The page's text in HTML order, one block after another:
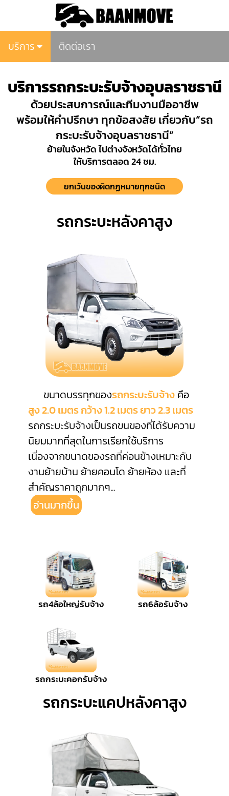
บริการ ติดต่อเรา
บริการรถกระบะรับจ้างอุบลราชธานี
ด้วยประสบการณ์และทีมงานมืออาชีพ
พร้อมให้คำปรึกษา ทุกข้อสงสัย เกี่ยวกับ“รถ
กระบะรับจ้างอุบลราชธานี”
ย้ายในจังหวัด ไปต่างจังหวัดได้ทั่วไทย
ให้บริการตลอด 24 ชม.
ยกเว้นของผิดกฏหมายทุกชนิด
รถกระบะหลังคาสูง
ขนาดบรรทุกของรถกระบะรับจ้างคือ
สูง 2.0 เมตร กว้าง 1.2 เมตร ยาว 2.3 เมตร
รถกระบะรับจ้างเป็นรถขนของที่ได้รับความ
นิยมมากที่สุดในการเรียกใช้บริการ
เนื่องจากขนาดของรถที่ค่อนข้างเหมาะกับ
งานย้ายบ้าน ย้ายคอนโด ย้ายห้อง และที่
สำคัญราคาถูกมากๆ...
อ่านมากขึ้น
รถ4ล้อใหญ่รับจ้าง รถ6ล้อรับจ้าง
รถกระบะคอกรับจ้าง
รถกระบะแคปหลังคาสูง